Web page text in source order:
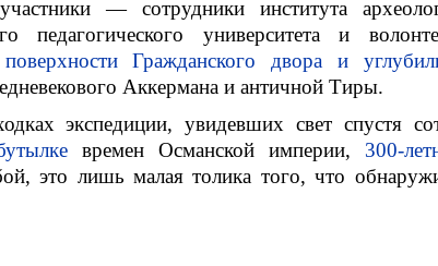
— сотрудники института
университета и
Гражданского двора и
Аккермана и античной Тиры.
экспедиции, увидевших свет спустя
времен Османской империи, 300-
это лишь малая толика того, что